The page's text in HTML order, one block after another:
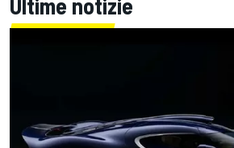
Ultime notizie